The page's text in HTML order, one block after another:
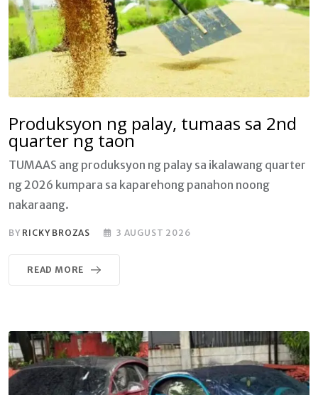
Produksyon ng palay, tumaas sa 2nd
quarter ng taon
TUMAAS ang produksyon ng palay sa ikalawang quarter
ng 2026 kumpara sa kaparehong panahon noong
nakaraang.
BY RICKY BROZAS 3 AUGUST 2026
READ MORE